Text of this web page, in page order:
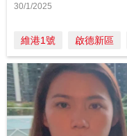
30/1/2025
維港1號 啟德新區